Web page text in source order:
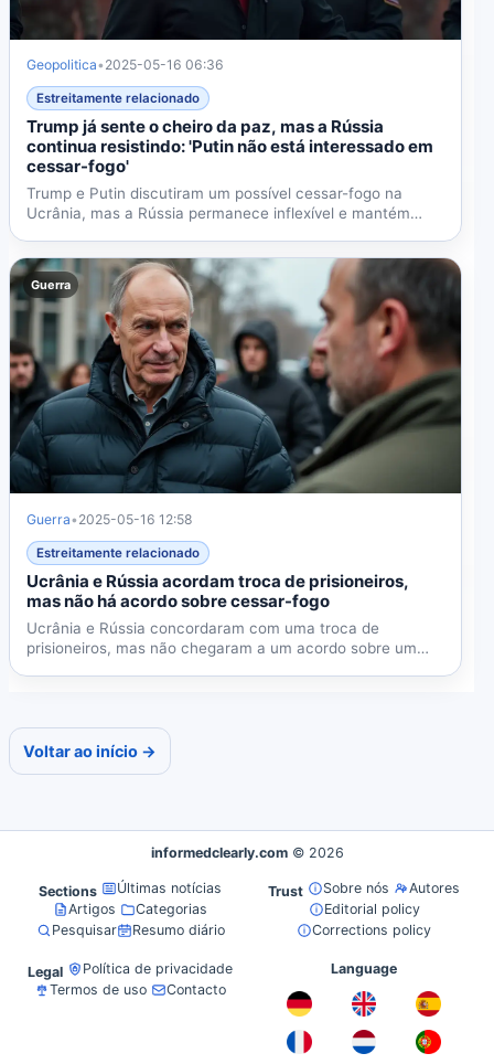
Geopolitica• 2025-05-16 06:36
Estreitamente relacionado
Trump já sente o cheiro da paz, mas a Rússia
continua resistindo: 'Putin não está interessado em
cessar-fogo'
Trump e Putin discutiram um possível cessar-fogo na
Ucrânia, mas a Rússia permanece inflexível e mantém
Guerra
Guerra• 2025-05-16 12:58
Estreitamente relacionado
Ucrânia e Rússia acordam troca de prisioneiros,
mas não há acordo sobre cessar-fogo
Ucrânia e Rússia concordaram com uma troca de
prisioneiros, mas não chegaram a um acordo sobre um
Voltar ao início →
informedclearly.com © 2026
Sections
Últimas notícias
Artigos
Categorias
Pesquisar
Resumo diário
Trust Sobre nós
Autores
Editorial policy
Corrections policy
Legal
Política de privacidade
Termos de uso
Contacto
Language